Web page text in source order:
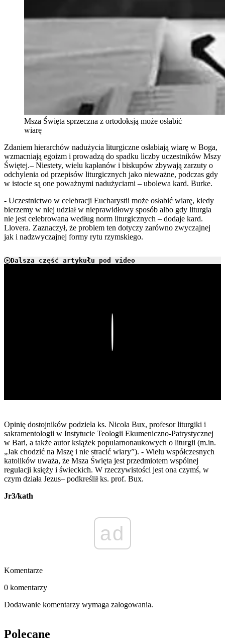
Msza Święta sprzeczna z ortodoksją może osłabić
wiarę
Zdaniem hierarchów nadużycia liturgiczne osłabiają wiarę w Boga,
wzmacniają egoizm i prowadzą do spadku liczby uczestników Mszy
Świętej.– Niestety, wielu kapłanów i biskupów zbywają zarzuty o
odchylenia od przepisów liturgicznych jako nieważne, podczas gdy
w istocie są one poważnymi nadużyciami – ubolewa kard. Burke.
- Uczestnictwo w celebracji Eucharystii może osłabić wiarę, kiedy
bierzemy w niej udział w nieprawidłowy sposób albo gdy liturgia
nie jest celebrowana według norm liturgicznych – dodaje kard.
Llovera. Zaznaczył, że problem ten dotyczy zarówno zwyczajnej
jak i nadzwyczajnej formy rytu rzymskiego.
Dalsza część artykułu pod video
Opinię dostojników podziela ks. Nicola Bux, profesor liturgiki i
sakramentologii w Instytucie Teologii Ekumeniczno-Patrystycznej
w Bari, a także autor książek popularnonaukowych o liturgii (m.in.
„Jak chodzić na Mszę i nie stracić wiary”). - Wielu współczesnych
katolików uważa, że Msza Święta jest przedmiotem wspólnej
regulacji księży i świeckich. W rzeczywistości jest ona czymś, w
czym działa Jezus– podkreślił ks. prof. Bux.
Jr3/kath
ad
Komentarze
0 komentarzy
Dodawanie komentarzy wymaga zalogowania.
Polecane